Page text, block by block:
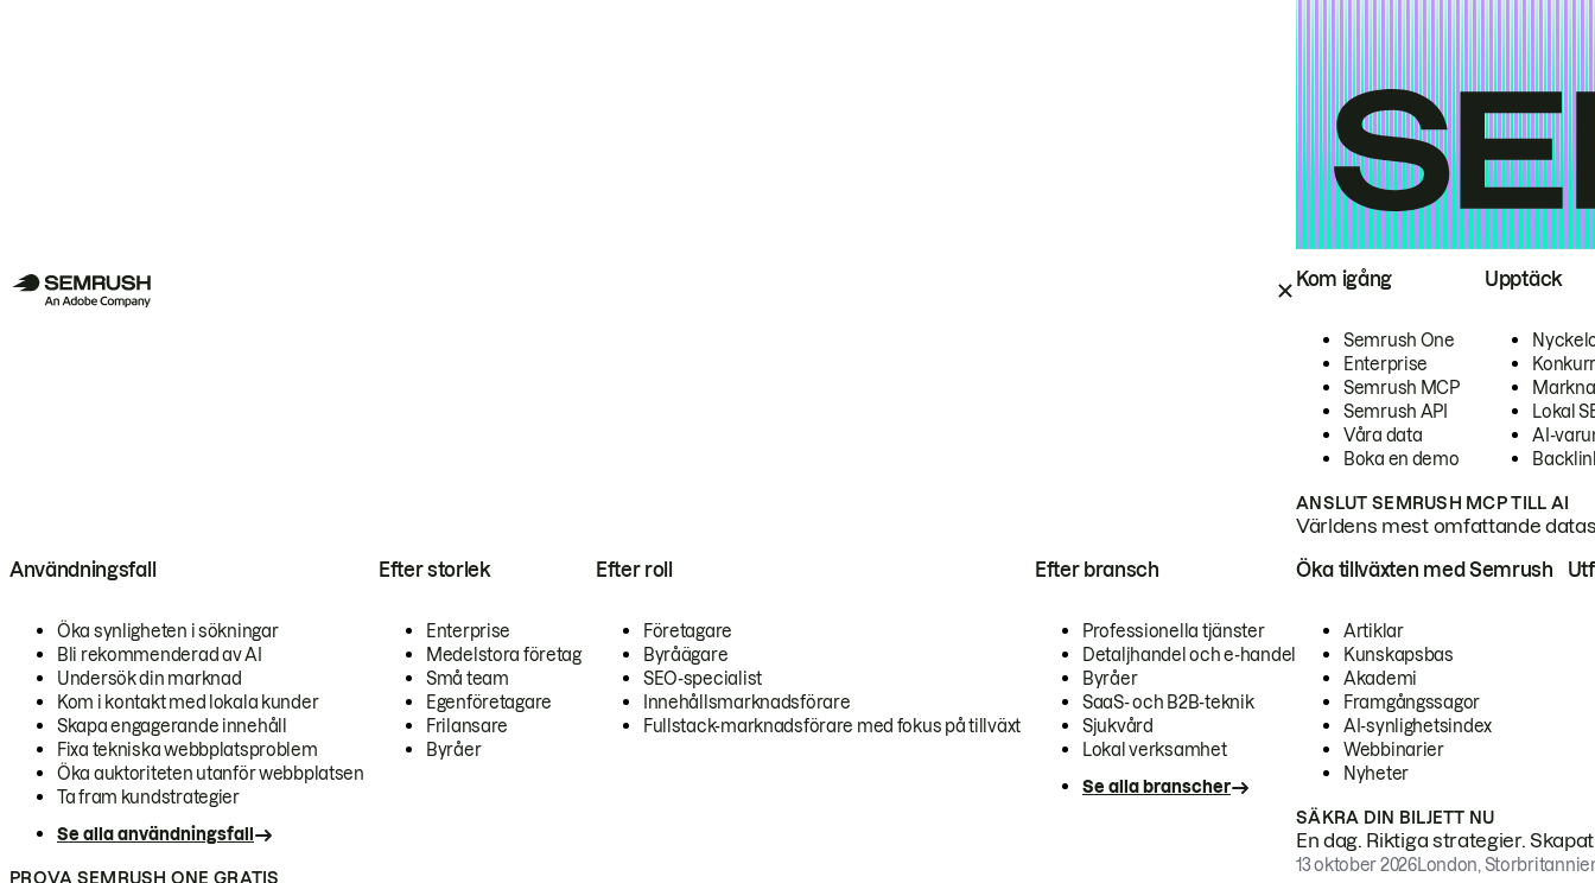
Kom igång
Semrush One
Enterprise
Semrush MCP
Semrush API
Våra data
Boka en demo
Upptäck
Lokal
AI-
ANSLUT SEMRUSH MCP TILL AI
Världens mest omfattande
Användningsfall
Öka synligheten i sökningar
Bli rekommenderad av AI
Undersök din marknad
Kom i kontakt med lokala kunder
Skapa engagerande innehåll
Fixa tekniska webbplatsproblem
Öka auktoriteten utanför webbplatsen
Ta fram kundstrategier
Se alla användningsfall
Efter storlek
Enterprise
Medelstora företag
Små team
Egenföretagare
Frilansare
Byråer
Efter roll
Företagare
Byråägare
SEO-specialist
Innehållsmarknadsförare
Fullstack-marknadsförare med fokus på tillväxt
Efter bransch
Professionella tjänster
Detaljhandel och e-handel
Byråer
SaaS- och B2B-teknik
Sjukvård
Lokal verksamhet
Se alla branscher
PROVA SEMRUSH ONE GRATIS
Öka tillväxten med Semrush
Artiklar
Kunskapsbas
Akademi
Framgångssagor
AI-synlighetsindex
Webbinarier
Nyheter
SÄKRA DIN BILJETT NU
En dag. Riktiga strategier.
13 oktober 2026London,